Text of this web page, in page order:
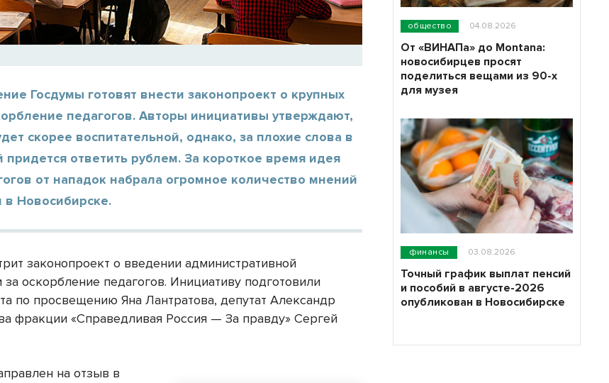
Госдумы готовят внести законопроект о крупных
педагогов. Авторы инициативы утверждают,
скорее воспитательной, однако, за плохие слова в
придется ответить рублем. За короткое время идея
от нападок набрала огромное количество мнений
в Новосибирске.
законопроект о введении административной
за оскорбление педагогов. Инициативу подготовили
по просвещению Яна Лантратова, депутат Александр
фракции «Справедливая Россия — За правду» Сергей
на отзыв в
общество 04.08.2026
От «ВИНАПа» до Montana:
новосибирцев просят
поделиться вещами из 90-х
для музея
финансы 03.08.2026
Точный график выплат пенсий
и пособий в августе-2026
опубликован в Новосибирске